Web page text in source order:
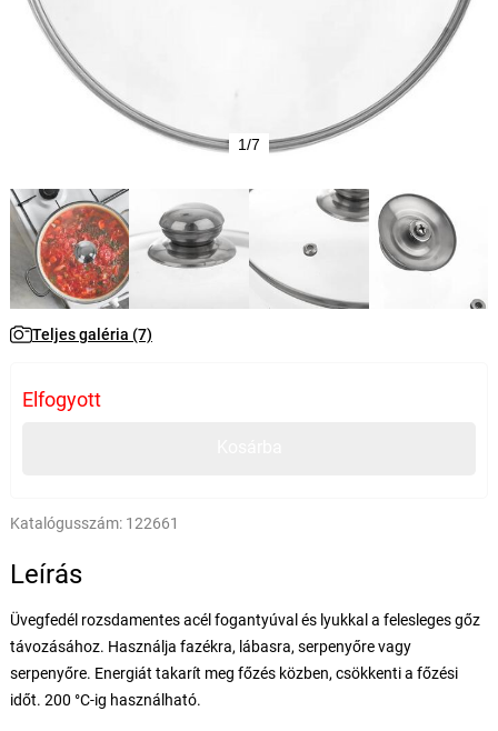
1/7
Teljes galéria (7)
Elfogyott
Katalógusszám: 122661
Leírás
Üvegfedél rozsdamentes acél fogantyúval és lyukkal a felesleges gőz
távozásához. Használja fazékra, lábasra, serpenyőre vagy
serpenyőre. Energiát takarít meg főzés közben, csökkenti a főzési
időt. 200 °C-ig használható.